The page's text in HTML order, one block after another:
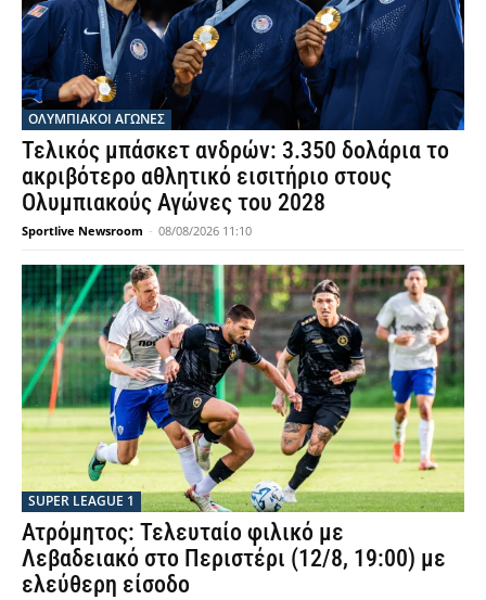
ΟΛΥΜΠΙΑΚΟΊ ΑΓΏΝΕΣ
Τελικός μπάσκετ ανδρών: 3.350 δολάρια το
ακριβότερο αθλητικό εισιτήριο στους
Ολυμπιακούς Αγώνες του 2028
Sportlive Newsroom - 08/08/2026 11:10
SUPER LEAGUE 1
Ατρόμητος: Τελευταίο φιλικό με
Λεβαδειακό στο Περιστέρι (12/8, 19:00) με
ελεύθερη είσοδο